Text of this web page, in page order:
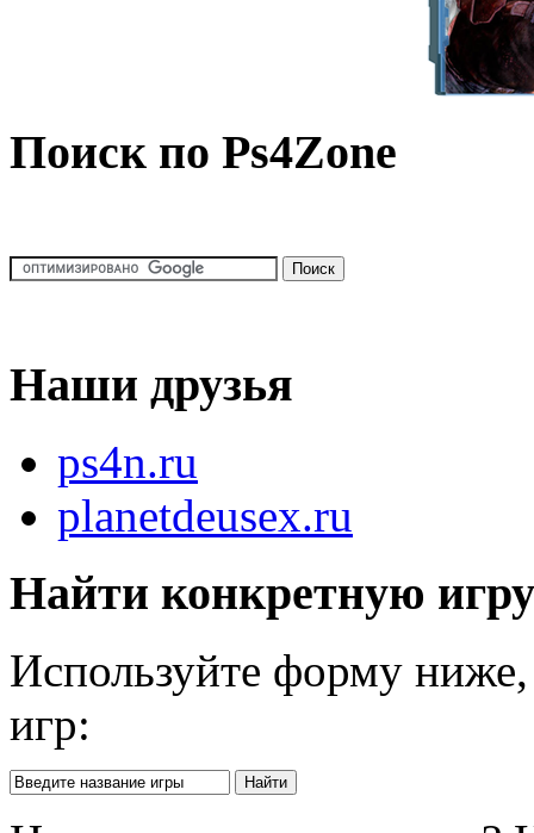
Поиск по Ps4Zone
Наши друзья
ps4n.ru
planetdeusex.ru
Найти конкретную
Используйте форму
игр: